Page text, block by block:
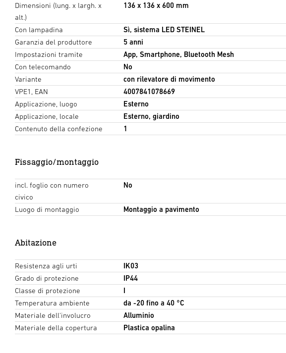
Dimensioni (lung. x largh. x
alt.)
136 x 136 x 600 mm
Con lampadina
Sì, sistema LED STEINEL
Garanzia del produttore
5 anni
Impostazioni tramite
App, Smartphone, Bluetooth Mesh
Con telecomando
No
Variante
con rilevatore di movimento
VPE1, EAN
4007841078669
Applicazione, luogo
Esterno
Applicazione, locale
Esterno, giardino
Contenuto della confezione
1
Fissaggio/montaggio
incl. foglio con numero
civico
No
Luogo di montaggio Montaggio a pavimento
Abitazione
Resistenza agli urti
IK03
Grado di protezione
IP44
Classe di protezione
I
Temperatura ambiente
da -20 fino a 40 °C
Materiale dell'involucro
Alluminio
Materiale della copertura
Plastica opalina